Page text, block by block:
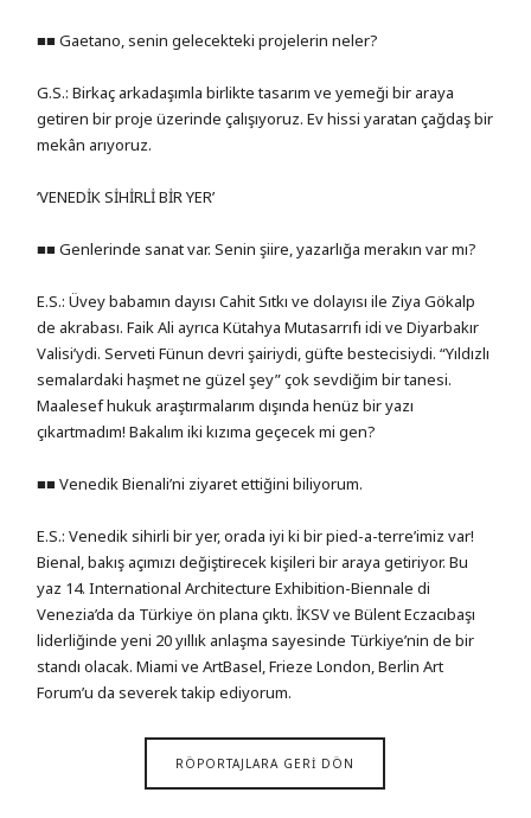
■■ Gaetano, senin gelecekteki projelerin neler?
G.S.: Birkaç arkadaşımla birlikte tasarım ve yemeği bir araya
getiren bir proje üzerinde çalışıyoruz. Ev hissi yaratan çağdaş bir
mekân arıyoruz.
‘VENEDİK SİHİRLİ BİR YER’
■■ Genlerinde sanat var. Senin şiire, yazarlığa merakın var mı?
E.S.: Üvey babamın dayısı Cahit Sıtkı ve dolayısı ile Ziya Gökalp
de akrabası. Faik Ali ayrıca Kütahya Mutasarrıfı idi ve Diyarbakır
Valisi’ydi. Serveti Fünun devri şairiydi, güfte bestecisiydi. “Yıldızlı
semalardaki haşmet ne güzel şey” çok sevdiğim bir tanesi.
Maalesef hukuk araştırmalarım dışında henüz bir yazı
çıkartmadım! Bakalım iki kızıma geçecek mi gen?
■■ Venedik Bienali’ni ziyaret ettiğini biliyorum.
E.S.: Venedik sihirli bir yer, orada iyi ki bir pied-a-terre’imiz var!
Bienal, bakış açımızı değiştirecek kişileri bir araya getiriyor. Bu
yaz 14. International Architecture Exhibition-Biennale di
Venezia’da da Türkiye ön plana çıktı. İKSV ve Bülent Eczacıbaşı
liderliğinde yeni 20 yıllık anlaşma sayesinde Türkiye’nin de bir
standı olacak. Miami ve ArtBasel, Frieze London, Berlin Art
Forum’u da severek takip ediyorum.
RÖPORTAJLARA GERİ DÖN